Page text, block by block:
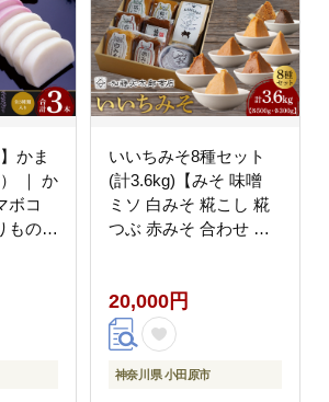
かま
か
ボコ
もの
合せ
いいちみそ8種セット
(計3.6kg)【みそ 味噌
ミソ 白みそ 糀こし 糀
つぶ 赤みそ 合わせ 箱
奈川県 小田原市 】
20,000円
神奈川県 小田原市